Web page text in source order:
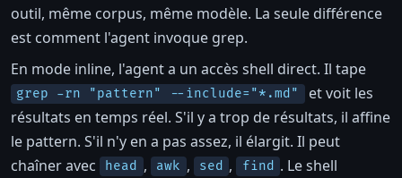
outil, même corpus, même modèle. La seule différence
est comment l'agent invoque grep.
En mode inline, l'agent a un accès shell direct. Il tape
grep -rn "pattern" --include="*.md" et voit les
résultats en temps réel. S'il y a trop de résultats, il affine
le pattern. S'il n'y en a pas assez, il élargit. Il peut
chaîner avec
head , awk , sed , find . Le shell